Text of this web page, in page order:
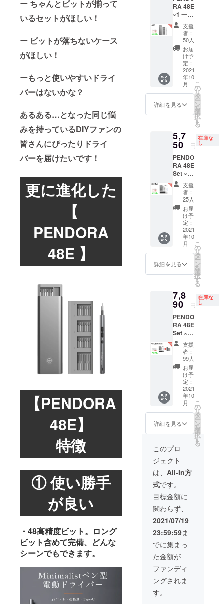
ー ちゃんとビットが揃って
いるセットがほしい！
ー ビットが落ちないケース
がほしい！
ーもっと使いやすいドライ
バーはないかな？
あるある…となった同じ悩
みを持っているDIYファンの
皆さんにぴったりドライ
バーを届けたいです！
更に進化した
【
PENDORA
48E 】
【PENDORA
48E】
特徴
① 使い勝手
が良い
・48高精度ビット。ロング
ビット含めて完備、どんな
シーンでもできます。
開始予
定で
す。
規販売
価格が
販売予
定価格
より下
がる可
能性も
ござい
ます。
類似商
品が発
生する
可能性
頂いた
上でご
けます
様お願
い致し
ます。
2021年
9月頃か
らオン
ライン
ショッ
プなど
にて一
般販売
定で
す。
ます。
皆様の
ご支援
により
量産効
率が向
上した
場合、
正規販
売価格
が販売
予定価
格より
いま
す。 類
似商品
が発生
する可
能性が
ありま
す。ご
了承頂
いた上
でご支
援頂け
ます様
お願い
致しま
す。
2021年
9月頃か
ショッ
プなど
般販売
開始予
定で
す。
RA 48E
×1 一般
予定販
売価
額：
7,480円
※ご注文
状況、
使用部
材の供
給状
況、製
造工程
上の都
合等に
荷時期
が遅れ
る場合
があり
ます。
皆様の
ご支援
により
量産効
率が向
上した
場合、
正規販
売価格
が販売
予定価
格より
いま
す。 類
似商品
が発生
する可
能性が
ありま
す。ご
了承頂
いた上
でご支
援頂け
ます様
お願い
致しま
す。
2021年
9月頃か
ライン
プなど
にて一
般販売
開始予
定で
す。
支援
者：
50人
お届
け予
定：
2021
年10
月
詳細を見る
こ
の
リ
タ
ー
ン
を
選
択
す
る
5,7
50 円
在庫な
し
PENDO
RA 48E
Set ×1
一般予
定販売
価額：
7,980円
※ご注文
状況、
使用部
材の供
給状
況、製
造工程
上の都
合等に
荷時期
が遅れ
る場合
があり
ます。
皆様の
ご支援
により
量産効
率が向
上した
場合、
正規販
売価格
が販売
予定価
格より
もござ
いま
す。 類
似商品
が発生
する可
能性が
ありま
す。ご
了承頂
いた上
でご支
援頂け
ます様
お願い
致しま
す。
2021年
支援
者：
25人
お届
け予
定：
2021
年10
月
詳細を見る
こ
の
リ
タ
ー
ン
を
選
択
す
る
7,8
90 円
在庫な
し
PENDO
RA 48E
Set ×1
+
PENDO
RA mini
×1 一般
予定販
売価
額：
10,960
円 ※ご
注文状
況、使
用部材
の供給
状況、
製造工
程上の
都合等
により
出荷時
期が遅
れる場
合があ
りま
す。 皆
様のご
支援に
より量
産効率
が向上
した場
合、正
支援
者：
99人
お届
け予
定：
2021
年10
月
詳細を見る
こ
の
リ
タ
ー
ン
を
選
択
す
る
このプロ
ジェクト
は、 All-In方
式です。
目標金額に
関わらず、
2021/07/19
23:59:59ま
でに集まっ
た金額が
ファンディ
ングされま
す。